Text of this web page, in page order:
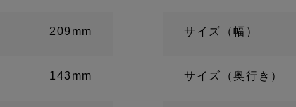
209mm
143mm
サイズ（幅）
サイズ（奥行き）